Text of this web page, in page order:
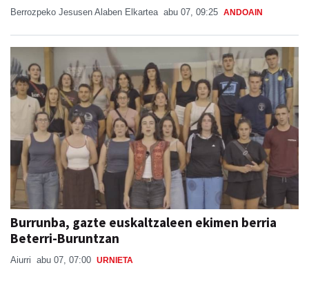
Burrunba, gazte euskaltzaleen ekimen berria
Beterri-Buruntzan
Aiurri abu 07, 07:00 URNIETA